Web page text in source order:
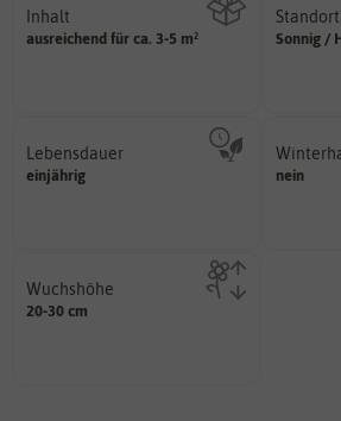
Inhalt
ausreichend für ca. 3-5 m²
Wie viel ist enthalten
Standort
Sonnig /
Pflanze?
sonnig,
nein
Lebensdauer
einjährig
einjährig, zweijährig oder
mehrjährig.
Wuchshöhe
20-30 cm
kann unter Idealumständen
diese Größe erreichen.